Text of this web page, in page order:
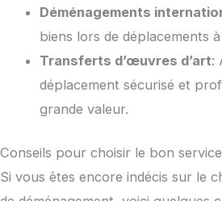
Déménagements
biens lors de déplacements à
Transferts d’œuvres d’art:
déplacement sécurisé et
grande valeur.
Conseils pour choisir le bon
Si vous êtes encore indécis sur le